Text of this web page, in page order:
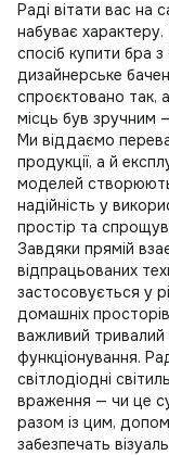
Раді вітати вас на
набуває
спосіб купити бра з
дизайнерське
спроєктовано так,
місць був зручним
Ми віддаємо
продукції, а й
моделей
надійність у
простір та
Завдяки прямій
відпрацьованих
застосовується у
домашніх
важливий тривалий
функціонування.
світлодіодні
враження — чи це
разом із цим,
забезпечать